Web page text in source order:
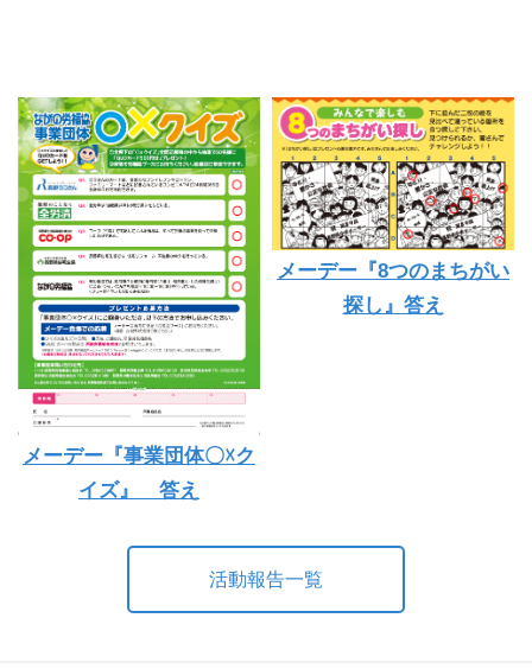
メーデー『事業団体〇☓ク
イズ』 答え
メーデー『8つのまちがい
探し』答え
活動報告一覧